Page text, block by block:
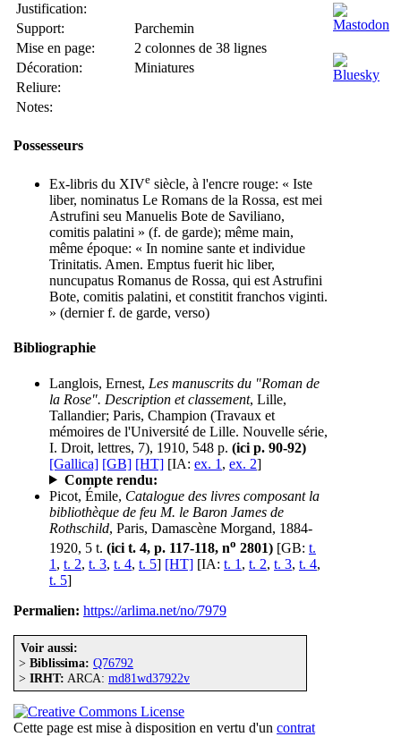
Justification:
Support:
Parchemin
Mise en page:
2 colonnes de 38 lignes
Décoration:
Miniatures
Reliure:
Notes:
Possesseurs
Ex-libris du XIVe siècle, à l'encre rouge: « Iste
liber, nominatus Le Romans de la Rossa, est mei
Astrufini seu Manuelis Bote de Saviliano,
comitis palatini » (f. de garde); même main,
même époque: « In nomine sante et individue
Trinitatis. Amen. Emptus fuerit hic liber,
nuncupatus Romanus de Rossa, qui est Astrufini
Bote, comitis palatini, et constitit franchos viginti.
» (dernier f. de garde, verso)
Bibliographie
Langlois, Ernest, Les manuscrits du "Roman de
la Rose". Description et classement, Lille,
Tallandier; Paris, Champion (Travaux et
mémoires de l'Université de Lille. Nouvelle série,
I. Droit, lettres, 7), 1910, 548 p. (ici p. 90-92)
[Gallica] [GB] [HT] [IA: ex. 1 , ex. 2]
Compte rendu:
Picot, Émile, Catalogue des livres composant la
bibliothèque de feu M. le Baron James de
Rothschild, Paris, Damascène Morgand, 1884-
1920, 5 t. (ici t. 4, p. 117-118, no 2801) [GB: t.
1 , t. 2, t. 3, t. 4, t. 5] [HT] [IA: t. 1 , t. 2, t. 3, t. 4,
t. 5]
Permalien: https://arlima.net/no/7979
Voir aussi:
> Biblissima: Q76792
> IRHT: ARCA: md81wd37922v
Cette page est mise à disposition en vertu d'un contrat